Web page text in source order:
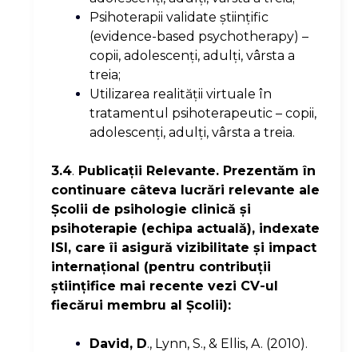
Psihoterapii validate ştiinţific
(evidence-based psychotherapy) –
copii, adolescenţi, adulţi, vârsta a
treia;
Utilizarea realităţii virtuale în
tratamentul psihoterapeutic – copii,
adolescenţi, adulţi, vârsta a treia.
3.4. Publicaţii Relevante. Prezentăm în
continuare câteva lucrări relevante ale
Şcolii de psihologie clinică şi
psihoterapie (echipa actuală), indexate
ISI, care îi asigură vizibilitate şi impact
internaţional (pentru contribuţii
ştiinţifice mai recente vezi CV-ul
fiecărui membru al Şcolii):
David, D., Lynn, S., & Ellis, A. (2010).